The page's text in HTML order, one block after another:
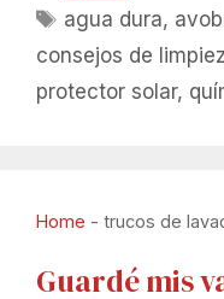
Etiquetas
agua dura,
consejos de
protector solar,
Home - trucos de
Guardé mis